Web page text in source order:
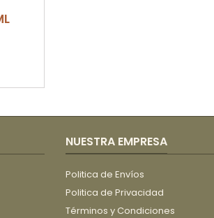
NUESTRA EMPRESA
Politica de Envíos
Politica de Privacidad
Términos y Condiciones